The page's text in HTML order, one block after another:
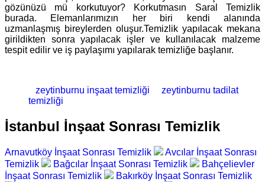
gözünüzü mü korkutuyor? Korkutmasın Saral Temizlik
burada. Elemanlarımızın her biri kendi alanında
uzmanlaşmış bireylerden oluşur.Temizlik yapılacak mekana
girildikten sonra yapılacak işler ve kullanılacak malzeme
tespit edilir ve iş paylaşımı yapılarak temizliğe başlanır.
zeytinburnu inşaat temizliği
zeytinburnu tadilat
temizliği
İstanbul İnşaat Sonrası Temizlik
Arnavutköy İnşaat Sonrası Temizlik
Avcılar İnşaat Sonrası
Temizlik
Bağcılar İnşaat Sonrası Temizlik
Bahçelievler
İnşaat Sonrası Temizlik
Bakırköy İnşaat Sonrası Temizlik